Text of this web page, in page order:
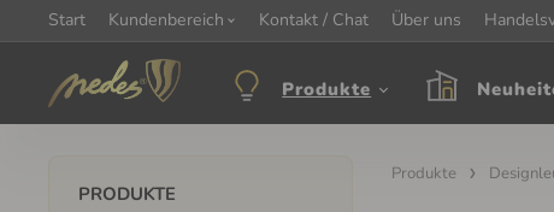
Start Kundenbereich Kontakt / Chat Über uns
Information:nagel@nedes.sk Kontakt: 00436606304010
Produkte
PRODUKTE
Produkte